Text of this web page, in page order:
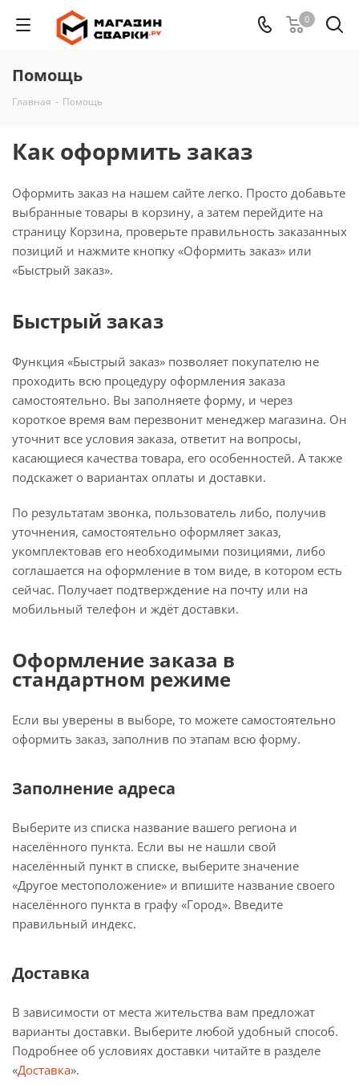
0
Помощь
Главная - Помощь
Как оформить заказ
Оформить заказ на нашем сайте легко. Просто добавьте
выбранные товары в корзину, а затем перейдите на
страницу Корзина, проверьте правильность заказанных
позиций и нажмите кнопку «Оформить заказ» или
«Быстрый заказ».
Быстрый заказ
Функция «Быстрый заказ» позволяет покупателю не
проходить всю процедуру оформления заказа
самостоятельно. Вы заполняете форму, и через
короткое время вам перезвонит менеджер магазина. Он
уточнит все условия заказа, ответит на вопросы,
касающиеся качества товара, его особенностей. А также
подскажет о вариантах оплаты и доставки.
По результатам звонка, пользователь либо, получив
уточнения, самостоятельно оформляет заказ,
укомплектовав его необходимыми позициями, либо
соглашается на оформление в том виде, в котором есть
сейчас. Получает подтверждение на почту или на
мобильный телефон и ждёт доставки.
Оформление заказа в
стандартном режиме
Если вы уверены в выборе, то можете самостоятельно
оформить заказ, заполнив по этапам всю форму.
Заполнение адреса
Выберите из списка название вашего региона и
населённого пункта. Если вы не нашли свой
населённый пункт в списке, выберите значение
«Другое местоположение» и впишите название своего
населённого пункта в графу «Город». Введите
правильный индекс.
Доставка
В зависимости от места жительства вам предложат
варианты доставки. Выберите любой удобный способ.
Подробнее об условиях доставки читайте в разделе
«Доставка».